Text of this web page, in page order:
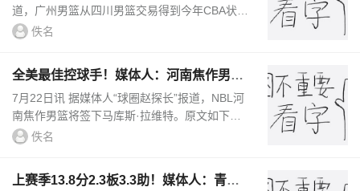
道，广州男篮从四川男篮交易得到今年CBA状元
签。原文如下：据探长了解，广州龙狮俱乐部与
佚名
全美最佳控球手！媒体人：河南焦作男篮
将签下马库斯·拉维特
7月22日讯 据媒体人“球圈赵探长”报道，NBL河
南焦作男篮将签下马库斯·拉维特。原文如下：
据探长了解，河南焦作男篮将签下小外援马库斯
佚名
上赛季13.8分2.3板3.3助！媒体人：青岛